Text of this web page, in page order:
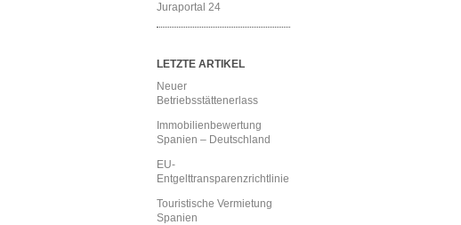
Juraportal 24
LETZTE ARTIKEL
Neuer
Betriebsstättenerlass
Immobilienbewertung
Spanien – Deutschland
EU-
Entgelttransparenzrichtlinie
Touristische Vermietung
Spanien